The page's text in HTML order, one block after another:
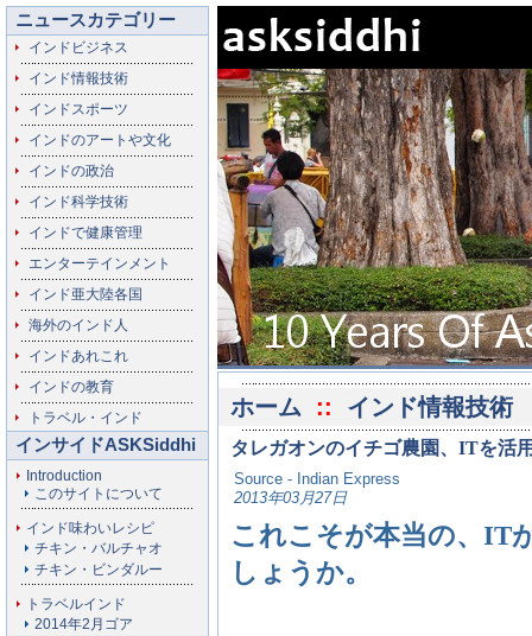
ニュースカテゴリー
インドビジネス
インド情報技術
インドスポーツ
インドのアートや文化
インドの政治
インド科学技術
インドで健康管理
エンターテインメント
インド亜大陸各国
海外のインド人
インドあれこれ
インドの教育
トラベル・インド
インサイドASKSiddhi
Introduction
このサイトについて
インド味わいレシピ
チキン・バルチャオ
チキン・ビンダルー
トラベルインド
2014年2月ゴア
ホーム :: インド情報技術
タレガオンのイチゴ農園、ITを活
Source - Indian Express
2013年03月27日
これこそが本当の、IT
しょうか。